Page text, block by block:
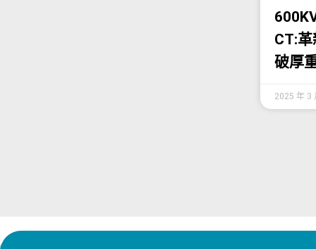
CT:
破厚
2025 年 3